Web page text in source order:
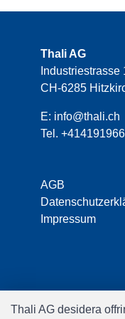
Thali AG
Industriestrasse
CH-6285
E: info@thali.ch
Tel.
AGB
Impressum
Thali AG desidera